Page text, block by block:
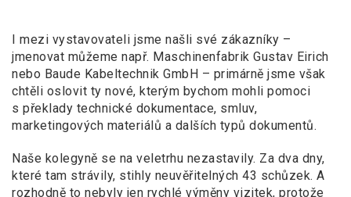
I mezi vystavovateli jsme našli své zákazníky –
jmenovat můžeme např. Maschinenfabrik Gustav Eirich
nebo Baude Kabeltechnik GmbH – primárně jsme však
chtěli oslovit ty nové, kterým bychom mohli pomoci
s překlady technické dokumentace, smluv,
marketingových materiálů a dalších typů dokumentů.
Naše kolegyně se na veletrhu nezastavily. Za dva dny,
které tam strávily, stihly neuvěřitelných 43 schůzek. A
rozhodně to nebyly jen rychlé výměny vizitek, protože